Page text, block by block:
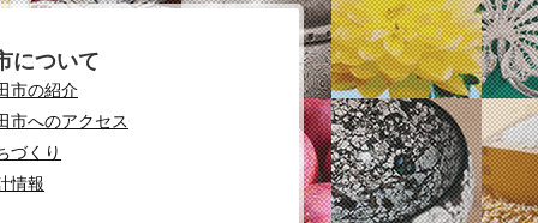
について
市の紹介
市へのアクセス
づくり
情報